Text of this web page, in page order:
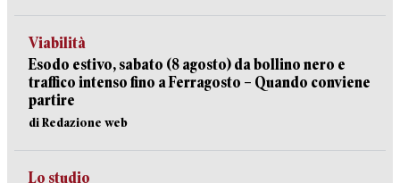
Viabilità
Esodo estivo, sabato (8 agosto) da bollino nero e
traffico intenso fino a Ferragosto – Quando conviene
partire
di Redazione web
Lo studio